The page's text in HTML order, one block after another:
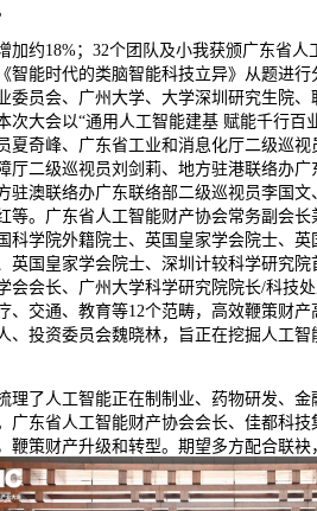
18%；32个团队及小我获颁广东省人工
智能时代的类脑智能科技立异》从题进
委员会、广州大学、大学深圳研究生院
次大会以“通用人工智能建基 赋能千行百
夏奇峰、广东省工业和消息化厅二级巡
厅二级巡视员刘剑莉、地方驻港联络办广
驻澳联络办广东联络部二级巡视员李国文
等。广东省人工智能财产协会常务副会长
科学院外籍院士、英国皇家学会院士、
英国皇家学会院士、深圳计较科学研究
会会长、广州大学科学研究院院长/科技
、交通、教育等12个范畴，高效鞭策财产
、投资委员会魏晓林，旨正在挖掘人工
人工智能正在制制业、药物研发、金
广东省人工智能财产协会会长、佳都科
鞭策财产升级和转型。期望多方配合联袂